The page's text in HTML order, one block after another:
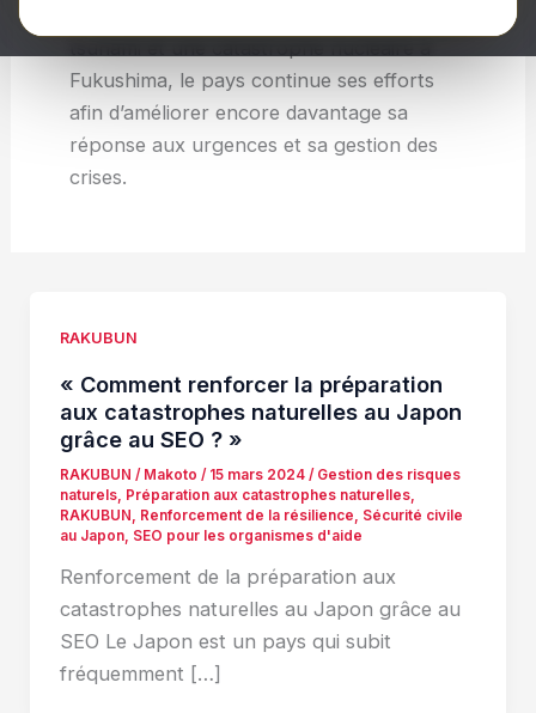
Fukushima, le pays continue ses efforts
afin d’améliorer encore davantage sa
réponse aux urgences et sa gestion des
crises.
RAKUBUN
« Comment renforcer la préparation
aux catastrophes naturelles au Japon
grâce au SEO ? »
RAKUBUN / Makoto / 15 mars 2024 / Gestion des risques
naturels, Préparation aux catastrophes naturelles,
RAKUBUN , Renforcement de la résilience, Sécurité civile
au Japon, SEO pour les organismes d'aide
Renforcement de la préparation aux
catastrophes naturelles au Japon grâce au
SEO Le Japon est un pays qui subit
fréquemment […]